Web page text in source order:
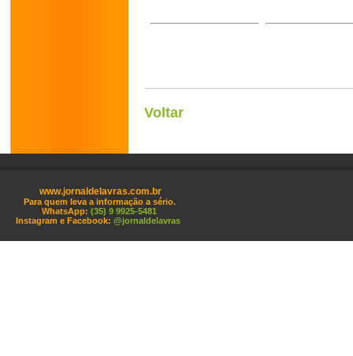
Voltar
www.jornaldelavras.com.br
Para quem leva a informação a sério.
WhatsApp: (35) 9 9925-5481
Instagram e Facebook: @jornaldelavras